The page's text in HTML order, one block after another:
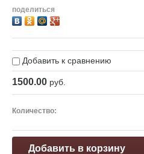
поделиться
Добавить к сравнению
1500.00 руб.
Количество:
Добавить в корзину